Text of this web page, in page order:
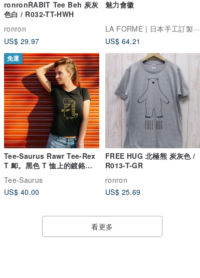
ronronRABIT Tee Beh 炭灰
色白 / R032-TT-HWH
ronron
US$ 29.97
魅力會徽
LA FORME | 日本手工訂製玻璃珠寶
US$ 64.21
免運
Tee-Saurus Rawr Tee-Rex
T 卹。黑色 T 恤上的鍍鉻金
Tee-Saurus
US$ 40.00
FREE HUG 北極熊 炭灰色 /
R013-T-GR
ronron
US$ 25.69
看更多